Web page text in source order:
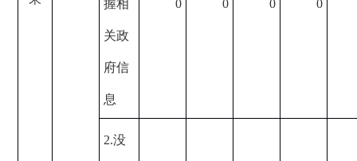
握相
关政
府信
息
0 0 0 0
2.没